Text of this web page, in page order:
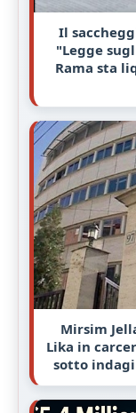
Il
"Legge
Rama sta
Mirsim
Lika in
sotto